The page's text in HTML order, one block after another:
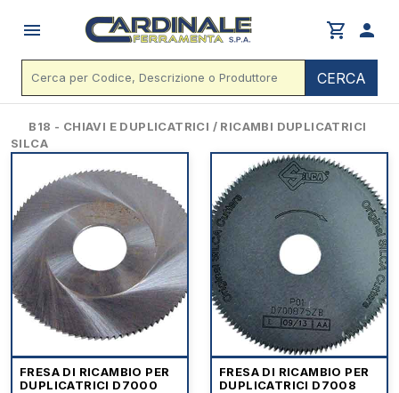
menu shopping_cart person
CERCA
B18 - CHIAVI E DUPLICATRICI / RICAMBI DUPLICATRICI
SILCA
FRESA DI RICAMBIO PER
DUPLICATRICI D7000
FRESA DI RICAMBIO PER
DUPLICATRICI D7008